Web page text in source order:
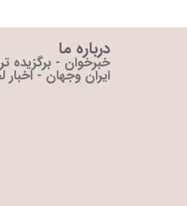
درباره ما
خبرخوان - برگزیده
ایران وجهان - اخبار